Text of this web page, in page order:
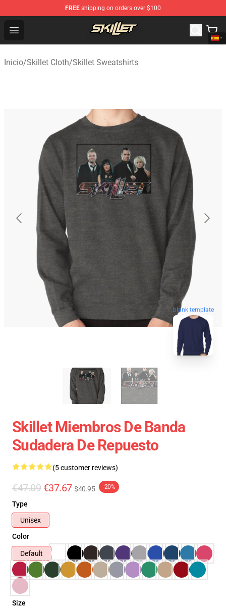
FREE shipping on orders over $100
Open menu
Skillet Shop - Official Skillet Merchandise Store
Inicio/Skillet Cloth/Skillet Sweatshirts
blank template
Skillet Miembros De Banda
Sudadera De Repuesto
(5 customer reviews)
€47.09 €37.67 $40.95 -20%
Type
Unisex
Color
Default
Size